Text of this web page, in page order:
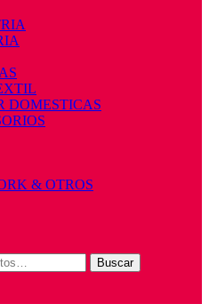
DOMESTICAS
& OTROS
Buscar